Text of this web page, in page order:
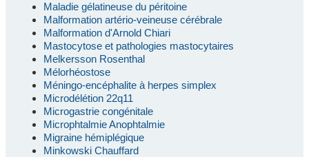
Maladie gélatineuse du péritoine
Malformation artério-veineuse cérébrale
Malformation d'Arnold Chiari
Mastocytose et pathologies mastocytaires
Melkersson Rosenthal
Mélorhéostose
Méningo-encéphalite à herpes simplex
Microdélétion 22q11
Microgastrie congénitale
Microphtalmie Anophtalmie
Migraine hémiplégique
Minkowski Chauffard